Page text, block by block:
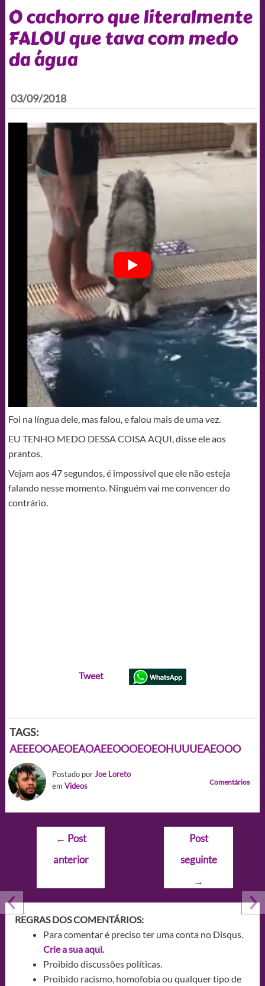
O cachorro que literalmente
FALOU que tava com medo
da água
03/09/2018
Foi na língua dele, mas falou, e falou mais de uma vez.
EU TENHO MEDO DESSA COISA AQUI, disse ele aos
prantos.
Vejam aos 47 segundos, é impossível que ele não esteja
falando nesse momento. Ninguém vai me convencer do
contrário.
Tweet
TAGS:
AEEEOOAEOEAOAEEOOOEOEOHUUUEAEOOO
Postado porJoe Loreto
em Videos Comentários
Navegação
Post
← Post
anterior
Post
seguinte
→
REGRAS DOS COMENTÁRIOS:
Para comentar é preciso ter uma conta no Disqus.
Crie a sua aqui.
Proibido discussões políticas.
Proibido racismo, homofobia ou qualquer tipo de